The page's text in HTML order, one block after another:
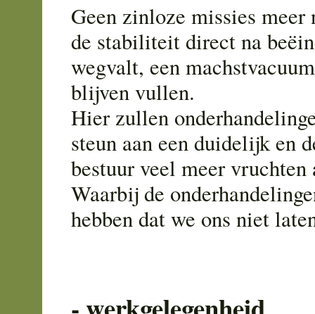
Geen zinloze missies meer
de stabiliteit direct na
wegvalt, een
blijven vullen.
Hier zullen
steun aan een duidelijk en
bestuur veel meer vruchten
Waarbij de
hebben dat we ons niet